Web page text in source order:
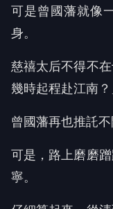
可是曾國藩就像
身。
慈禧太后不得不
幾時起程赴江南？
曾國藩再也推託
可是，路上磨磨
寧。